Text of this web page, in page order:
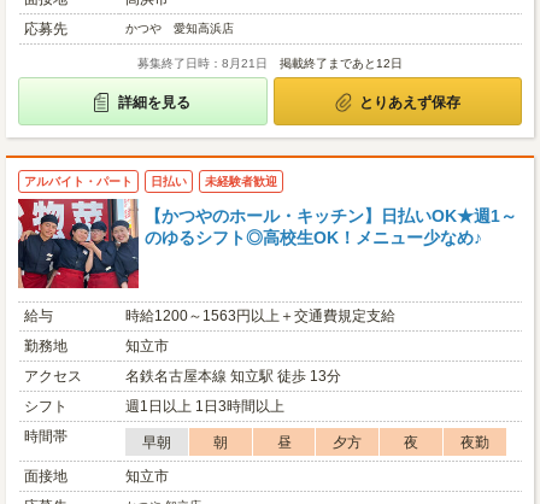
応募先
かつや 愛知高浜店
募集終了日時：8月21日 掲載終了まであと12日
詳細を見る とりあえず保存
アルバイト・パート 日払い 未経験者歓迎
【かつやのホール・キッチン】日払いOK★週1～
のゆるシフト◎高校生OK！メニュー少なめ♪
給与
時給1200～1563円以上＋交通費規定支給
勤務地
知立市
アクセス
名鉄名古屋本線 知立駅 徒歩 13分
シフト
週1日以上 1日3時間以上
時間帯
早朝 朝 昼 夕方 夜
夜勤
面接地
知立市